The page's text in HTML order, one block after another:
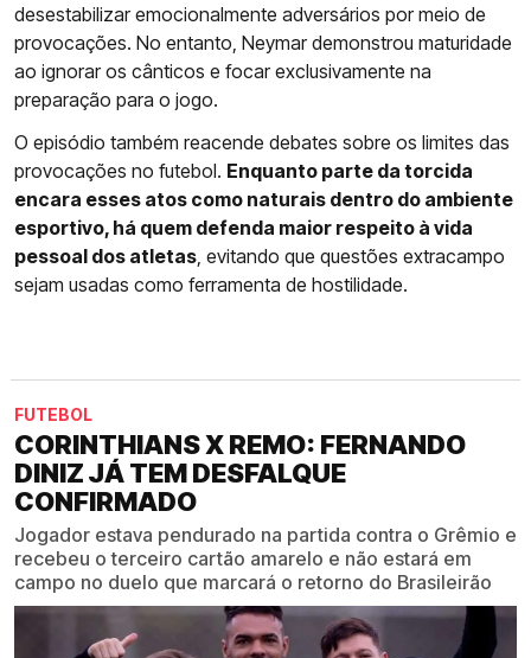
desestabilizar emocionalmente adversários por meio de
provocações. No entanto, Neymar demonstrou maturidade
ao ignorar os cânticos e focar exclusivamente na
preparação para o jogo.
O episódio também reacende debates sobre os limites das
provocações no futebol. Enquanto parte da torcida
encara esses atos como naturais dentro do ambiente
esportivo, há quem defenda maior respeito à vida
pessoal dos atletas, evitando que questões extracampo
sejam usadas como ferramenta de hostilidade.
FUTEBOL
CORINTHIANS X REMO: FERNANDO
DINIZ JÁ TEM DESFALQUE
CONFIRMADO
Jogador estava pendurado na partida contra o Grêmio e
recebeu o terceiro cartão amarelo e não estará em
campo no duelo que marcará o retorno do Brasileirão